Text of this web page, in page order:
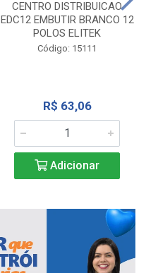
CENTRO DISTRIBUICAO
EDC12 EMBUTIR BRANCO 12
POLOS ELITEK
Código: 15111
R$ 63,06
Adicionar